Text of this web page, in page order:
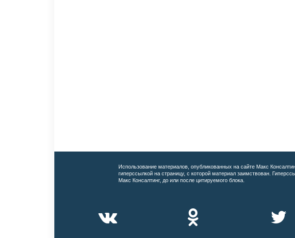
Использование материалов, опубликованных на сайте Макс
гиперссылкой на страницу, с которой материал заимствован.
Макс Консалтинг, до или после цитируемого блока.